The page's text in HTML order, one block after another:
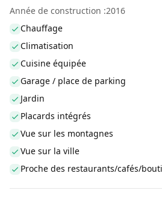
Année de construction :2016
Chauffage
Climatisation
Cuisine équipée
Garage / place de parking
Jardin
Placards intégrés
Vue sur les montagnes
Vue sur la ville
Proche des restaurants/cafés/